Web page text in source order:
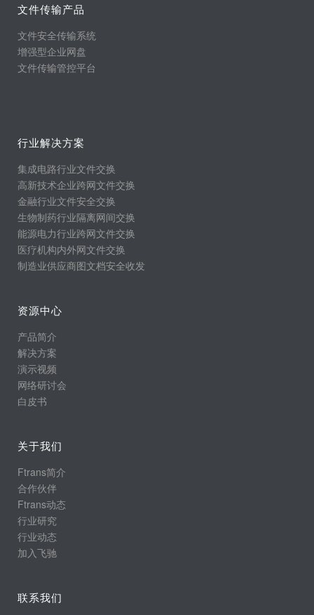
文件传输产品
文件安全传输系统
增强型企业网盘
文件传输管控平台
行业解决方案
集成电路行业文件交换
高新技术企业跨网文件交换
金融行业文件安全交换
生物制药行业隔离网间交换
能源电力行业跨网文件交换
医疗机构内外网文件交换
制造业供应商图文档安全收发
资源中心
产品简介
解决方案
演示视频
网络研讨会
白皮书
关于我们
Ftrans简介
合作伙伴
Ftrans动态
行业研究
行业动态
加入飞驰
联系我们